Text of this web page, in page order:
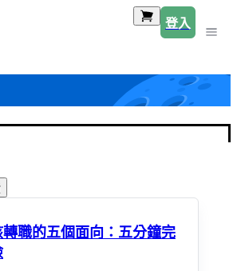
登入
職的五個面向：五分鐘完